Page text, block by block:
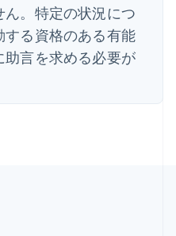
。特定の状況につ
る資格のある有能
言を求める必要が